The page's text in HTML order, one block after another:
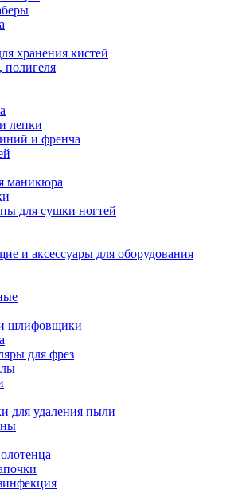
хранения кистей
полигеля
лепки
и френча
маникюра
для сушки ногтей
и аксессуары для оборудования
шлифовщики
для фрез
для удаления пыли